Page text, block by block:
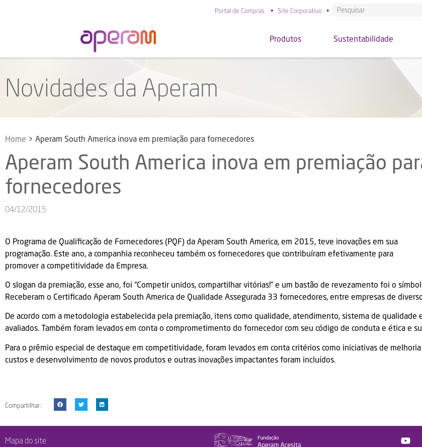
Portal de Compras • Site Corporativo •
Produtos Sustentabilidade
Novidades da Aperam
Home > Aperam South America inova em premiação para fornecedores
Aperam South America inova em premiação
fornecedores
04/12/2015
O Programa de Qualificação de Fornecedores (PQF) da Aperam South America, em 2015, teve inovações em sua
programação. Este ano, a companhia reconheceu também os fornecedores que contribuíram efetivamente para
promover a competitividade da Empresa.
O slogan da premiação, esse ano, foi “Competir unidos, compartilhar vitórias!” e um bastão de revezamento foi o
Receberam o Certificado Aperam South America de Qualidade Assegurada 33 fornecedores, entre empresas de
De acordo com a metodologia estabelecida pela premiação, itens como qualidade, atendimento, sistema de qualidade
avaliados. Também foram levados em conta o comprometimento do fornecedor com seu código de conduta e ética e
Para o prêmio especial de destaque em competitividade, foram levados em conta critérios como iniciativas de
custos e desenvolvimento de novos produtos e outras inovações impactantes foram incluídos.
Compartilhar:
Mapa do site